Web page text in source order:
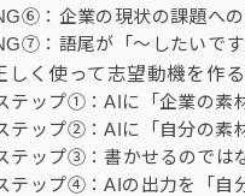
：企業の現状の課題へ
：語尾が「〜したいで
しく使って志望動機を作
テップ①：AIに「企業の素
テップ②：AIに「自分の素
テップ③：書かせるのでは
テップ④：AIの出力を「自